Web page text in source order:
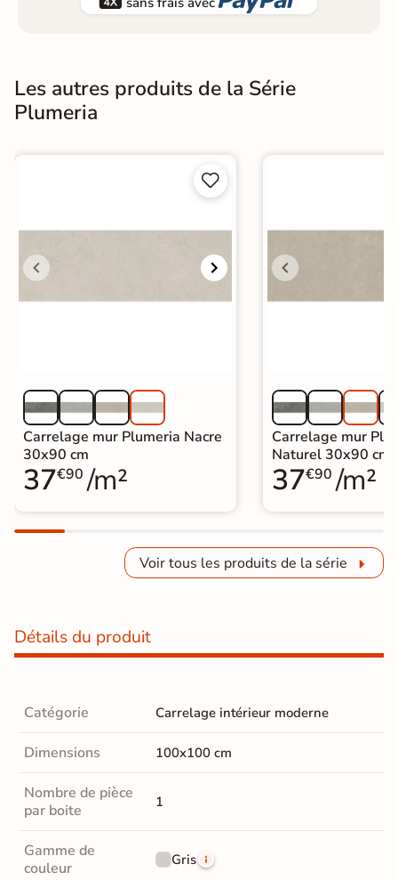
Les autres produits de la Série
Plumeria


Carrelage mur Plumeria Nacre
30x90 cm
37€90 /m²
Carrelage mur
Naturel 30x90 cm
37€90 /m²
Voir tous les produits de la série
Détails du produit
Catégorie Carrelage intérieur moderne
Dimensions 100x100 cm
Nombre de pièce
par boite
1
Gamme de
couleur
Gris